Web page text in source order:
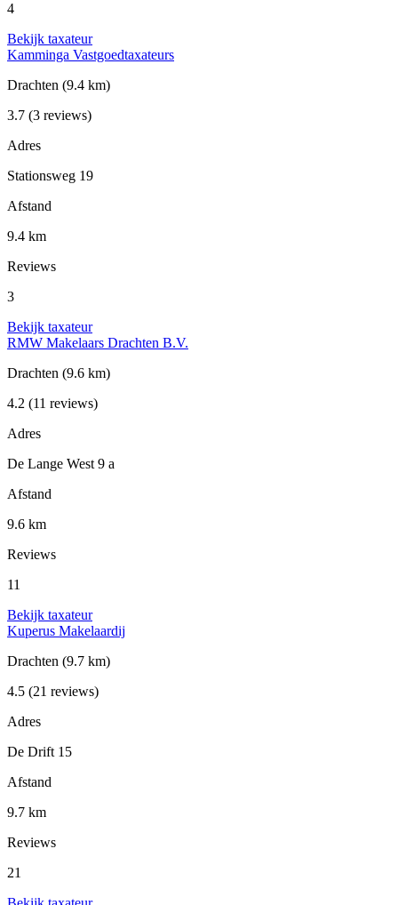
4
Bekijk taxateur
Kamminga Vastgoedtaxateurs
Drachten (9.4 km)
3.7 (3 reviews)
Adres
Stationsweg 19
Afstand
9.4 km
Reviews
3
Bekijk taxateur
RMW Makelaars Drachten B.V.
Drachten (9.6 km)
4.2 (11 reviews)
Adres
De Lange West 9 a
Afstand
9.6 km
Reviews
11
Bekijk taxateur
Kuperus Makelaardij
Drachten (9.7 km)
4.5 (21 reviews)
Adres
De Drift 15
Afstand
9.7 km
Reviews
21